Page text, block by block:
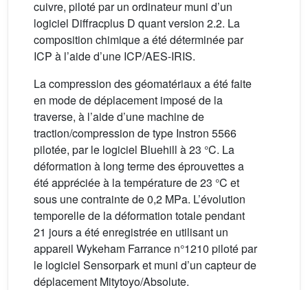
cuivre, piloté par un ordinateur muni d’un
logiciel Diffracplus D quant version 2.2. La
composition chimique a été déterminée par
ICP à l’aide d’une ICP/AES-IRIS.
La compression des géomatériaux a été faite
en mode de déplacement imposé de la
traverse, à l’aide d’une machine de
traction/compression de type Instron 5566
pilotée, par le logiciel Bluehill à 23 °C. La
déformation à long terme des éprouvettes a
été appréciée à la température de 23 °C et
sous une contrainte de 0,2 MPa. L’évolution
temporelle de la déformation totale pendant
21 jours a été enregistrée en utilisant un
appareil Wykeham Farrance n°1210 piloté par
le logiciel Sensorpark et muni d’un capteur de
déplacement Mitytoyo/Absolute.